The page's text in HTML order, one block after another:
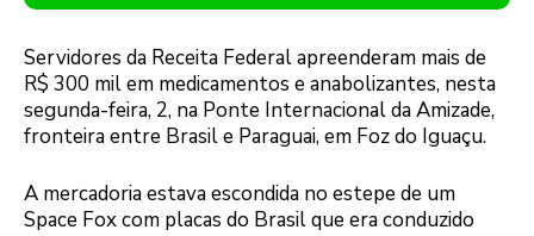
Servidores da Receita Federal apreenderam mais de
R$ 300 mil em medicamentos e anabolizantes, nesta
segunda-feira, 2, na Ponte Internacional da Amizade,
fronteira entre Brasil e Paraguai, em Foz do Iguaçu.
A mercadoria estava escondida no estepe de um
Space Fox com placas do Brasil que era conduzido